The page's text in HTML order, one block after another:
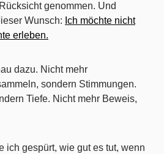
genommen. Und
Wunsch: Ich möchte nicht
erleben.
dazu. Nicht mehr
sondern Stimmungen.
Tiefe. Nicht mehr Beweis,
ich gespürt, wie gut es tut, wenn